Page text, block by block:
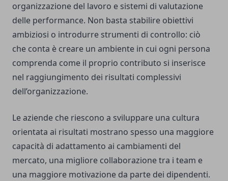
organizzazione del lavoro e sistemi di valutazione
delle performance. Non basta stabilire obiettivi
ambiziosi o introdurre strumenti di controllo: ciò
che conta è creare un ambiente in cui ogni persona
comprenda come il proprio contributo si inserisce
nel raggiungimento dei risultati complessivi
dell’organizzazione.
Le aziende che riescono a sviluppare una cultura
orientata ai risultati mostrano spesso una maggiore
capacità di adattamento ai cambiamenti del
mercato, una migliore collaborazione tra i team e
una maggiore motivazione da parte dei dipendenti.